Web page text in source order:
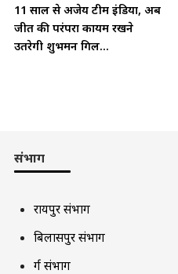
11 साल से अजेय टीम इंडिया, अब
जीत की परंपरा कायम रखने
उतरेगी शुभमन गिल...
संभाग
रायपुर संभाग
बिलासपुर संभाग
दुर्ग संभाग